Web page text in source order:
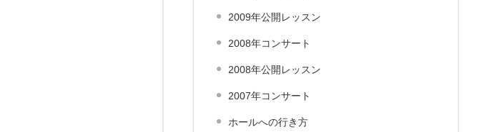
2009年公開レッスン
2008年コンサート
2008年公開レッスン
2007年コンサート
ホールへの行き方